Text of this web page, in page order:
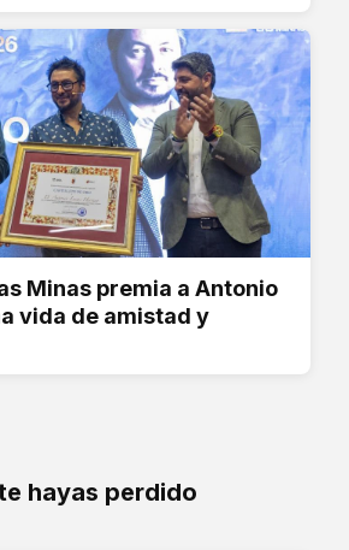
Minas premia a Antonio
vida de amistad y
hayas perdido